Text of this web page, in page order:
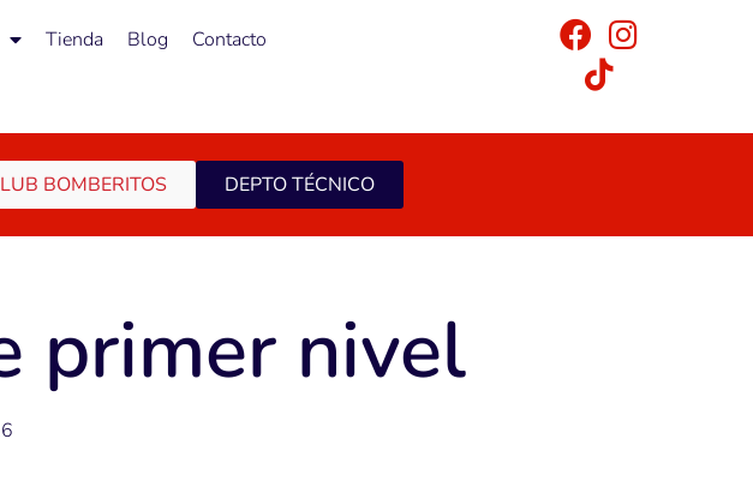
Tienda Blog Contacto
BOMBERITOS DEPTO TÉCNICO
primer nivel